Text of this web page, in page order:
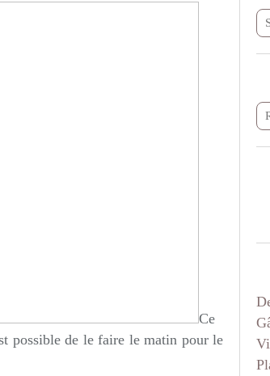
Ce
possible de le faire le matin pour le